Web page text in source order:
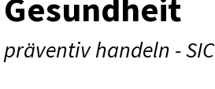
Gesundheit
präventiv handeln -